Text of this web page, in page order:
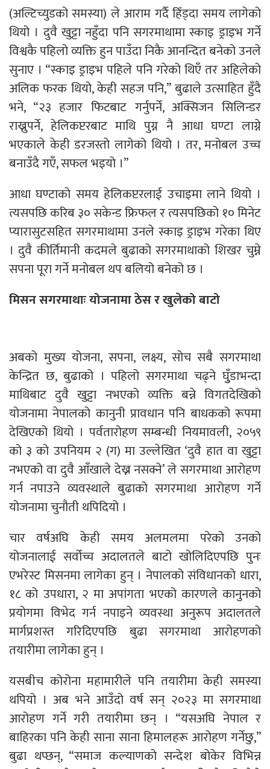
(अल्टिच्युडको समस्या) ले आराम गर्दै हिँड्दा समय लागेको
थियो । दुवै खुट्टा नहुँदा पनि सगरमाथामा स्काइ ड्राइभ गर्ने
विश्वकै पहिलो व्यक्ति हुन पाउँदा निकै आनन्दित बनेको उनले
सुनाए । “स्काइ ड्राइभ पहिले पनि गरेको थिएँ तर अहिलेको
अलिक फरक थियो, केही सहज पनि,” बुढाले उत्साहित हुँदै
भने, “२३ हजार फिटबाट गर्नुपर्ने, अक्सिजन सिलिन्डर
राख्नुपर्ने, हेलिकप्टरबाट माथि पुग्न नै आधा घण्टा लाग्ने
भएकाले केही डरजस्तो लागेको थियो । तर, मनोबल उच्च
बनाउँदै गएँ, सफल भइयो ।”
आधा घण्टाको समय हेलिकप्टरलाई उचाइमा लाने थियो ।
त्यसपछि करिब ३० सकेन्ड फ्रिफल र त्यसपछिको १० मिनेट
प्यारासुटसहित सगरमाथामा उनले स्काइ ड्राइभ गरेका थिए
। दुवै कीर्तिमानी कदमले बुढाको सगरमाथाको शिखर चुम्ने
सपना पूरा गर्ने मनोबल थप बलियो बनेको छ ।
मिसन सगरमाथाः योजनामा ठेस र खुलेको बाटो
अबको मुख्य योजना, सपना, लक्ष्य, सोच सबै सगरमाथा
केन्द्रित छ, बुढाको । पहिलो सगरमाथा चढ्ने घुुँडाभन्दा
माथिबाट दुवै खुट्टा नभएको व्यक्ति बन्ने विगतदेखिको
योजनामा नेपालको कानुनी प्रावधान पनि बाधकको रूपमा
देखिएको थियो । पर्वतारोहण सम्बन्धी नियमावली, २०५९
को ३ को उपनियम २ (ग) मा उल्लेखित ‘दुवै हात वा खुट्टा
नभएको वा दुवै आँखाले देख्न नसक्ने’ ले सगरमाथा आरोहण
गर्न नपाउने व्यवस्थाले बुढाको सगरमाथा आरोहण गर्ने
योजनामा चुनौती थपिदियो ।
चार वर्षअघि केही समय अलमलमा परेको उनको
योजनालाई सर्वोच्च अदालतले बाटो खोलिदिएपछि पुनः
एभरेस्ट मिसनमा लागेका हुन् । नेपालको संविधानको धारा,
१८ को उपधारा, २ मा अपांगता भएको कारणले कानुनको
प्रयोगमा विभेद गर्न नपाइने व्यवस्था अनुरूप अदालतले
मार्गप्रशस्त गरिदिएपछि बुढा सगरमाथा आरोहणको
तयारीमा लागेका हुन् ।
यसबीच कोरोना महामारीले पनि तयारीमा केही समस्या
थपियो । अब भने आउँदो वर्ष सन् २०२३ मा सगरमाथा
आरोहण गर्ने गरी तयारीमा छन् । “यसअघि नेपाल र
बाहिरका पनि केही साना साना हिमालहरू आरोहण गर्नेछु,”
बुढा थप्छन्, “समाज कल्याणको सन्देश बोकेर विभिन्न